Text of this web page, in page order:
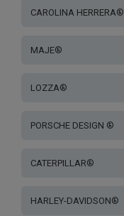
CAROLINA HERRERA®
MAJE®
LOZZA®
PORSCHE DESIGN ®
CATERPILLAR®
HARLEY-DAVIDSON®